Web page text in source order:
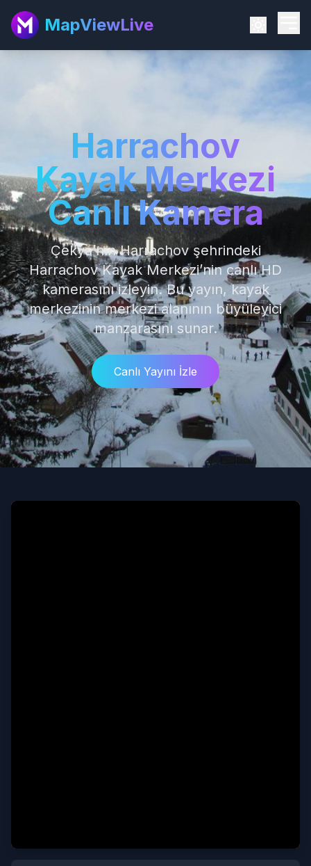
MapViewLive
Harrachov
Kayak Merkezi
Canlı Kamera
Çekya’nın Harrachov şehrindeki
Harrachov Kayak Merkezi’nin canlı HD
kamerasını izleyin. Bu yayın, kayak
merkezinin merkezi alanının büyüleyici
manzarasını sunar.
Canlı Yayını İzle